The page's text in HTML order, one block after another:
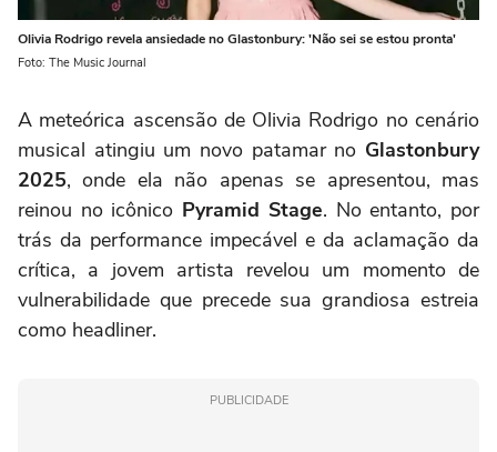
Olivia Rodrigo revela ansiedade no Glastonbury: 'Não sei se estou pronta'
Foto: The Music Journal
A meteórica ascensão de Olivia Rodrigo no cenário
musical atingiu um novo patamar no Glastonbury
2025, onde ela não apenas se apresentou, mas
reinou no icônico Pyramid Stage. No entanto, por
trás da performance impecável e da aclamação da
crítica, a jovem artista revelou um momento de
vulnerabilidade que precede sua grandiosa estreia
como headliner.
PUBLICIDADE